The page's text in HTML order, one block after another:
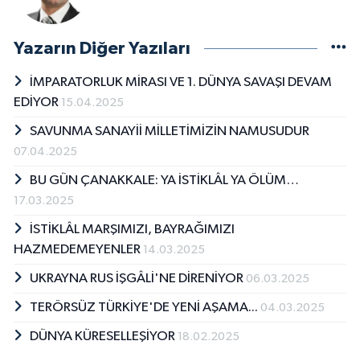
Yazarın Diğer Yazıları
İMPARATORLUK MİRASI VE 1. DÜNYA SAVAŞI DEVAM
EDİYOR 15.04.2025
SAVUNMA SANAYİİ MİLLETİMİZİN NAMUSUDUR
07.04.2025
BU GÜN ÇANAKKALE: YA İSTİKLÂL YA ÖLÜM…
17.03.2025
İSTİKLÂL MARŞIMIZI, BAYRAĞIMIZI
HAZMEDEMEYENLER 14.03.2025
UKRAYNA RUS İŞGÂLİ'NE DİRENİYOR 06.03.2025
TERÖRSÜZ TÜRKİYE'DE YENİ AŞAMA... 04.03.2025
DÜNYA KÜRESELLEŞİYOR 18.02.2025